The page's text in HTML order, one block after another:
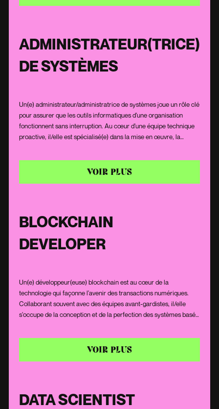
ADMINISTRATEUR(TRICE)
DE SYSTÈMES
Un(e) administrateur/administratrice de systèmes joue un rôle clé
pour assurer que les outils informatiques d'une organisation
fonctionnent sans interruption. Au cœur d'une équipe technique
proactive, il/elle est spécialisé(e) dans la mise en œuvre, la
résolution de problèmes lui permettent d'assurer une gestion
VOIR PLUS
BLOCKCHAIN
DEVELOPER
Un(e) développeur(euse) blockchain est au cœur de la
technologie qui façonne l'avenir des transactions numériques.
Collaborant souvent avec des équipes avant-gardistes, il/elle
s'occupe de la conception et de la perfection des systèmes basés
contrats intelligents, à la mise en place de solides protocoles de
sécurité, ainsi qu'à la gestion des systèmes qui opèrent sans
VOIR PLUS
DATA SCIENTIST